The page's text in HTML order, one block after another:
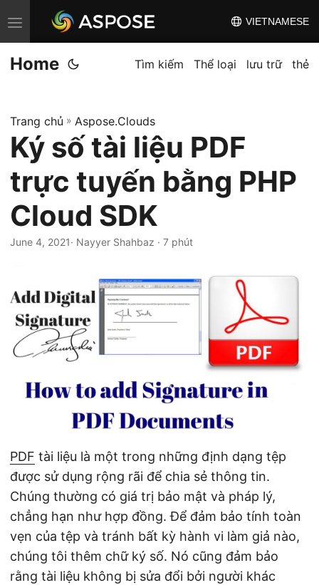
C
h
u
n
đ
đ
i
ề
ư
ớ
n
VIETNAMESE
Home Tìm kiếm Thể loại lưu trữ thẻ
Trang chủ » Aspose.Clouds
Ký số tài liệu PDF
trực tuyến bằng PHP
Cloud SDK
June 4, 2021· Nayyer Shahbaz · 7 phút
PDF tài liệu là một trong những định dạng tệp
được sử dụng rộng rãi để chia sẻ thông tin.
Chúng thường có giá trị bảo mật và pháp lý,
chẳng hạn như hợp đồng. Để đảm bảo tính toàn
vẹn của tệp và tránh bất kỳ hành vi làm giả nào,
chúng tôi thêm chữ ký số. Nó cũng đảm bảo
rằng tài liệu không bị sửa đổi bởi người khác